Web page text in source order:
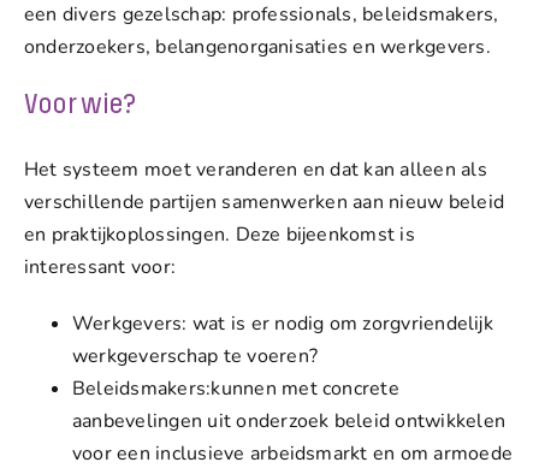
een divers gezelschap: professionals, beleidsmakers,
onderzoekers, belangenorganisaties en werkgevers.
Voor wie?
Het systeem moet veranderen en dat kan alleen als
verschillende partijen samenwerken aan nieuw beleid
en praktijkoplossingen. Deze bijeenkomst is
interessant voor:
Werkgevers: wat is er nodig om zorgvriendelijk
werkgeverschap te voeren?
Beleidsmakers:kunnen met concrete
aanbevelingen uit onderzoek beleid ontwikkelen
voor een inclusieve arbeidsmarkt en om armoede